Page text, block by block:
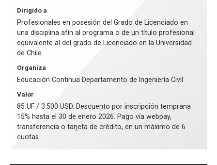
Dirigido a
Profesionales en posesión del Grado de Licenciado en
una disciplina afín al programa o de un título profesional
equivalente al del grado de Licenciado en la Universidad
de Chile.
Organiza
Educación Continua Departamento de Ingeniería Civil
Valor
85 UF / 3.500 USD. Descuento por inscripción temprana
15% hasta el 30 de enero 2026. Pago vía webpay,
transferencia o tarjeta de crédito, en un máximo de 6
cuotas.